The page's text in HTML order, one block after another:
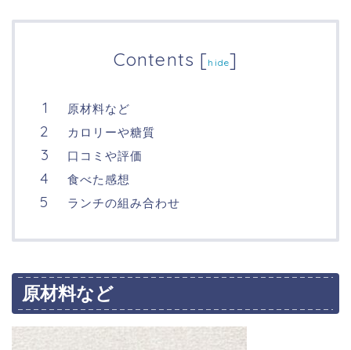
Contents [hide]
原材料など
カロリーや糖質
口コミや評価
食べた感想
ランチの組み合わせ
原材料など